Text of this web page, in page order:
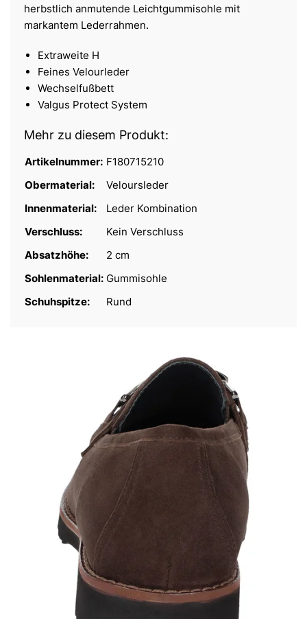
herbstlich anmutende Leichtgummisohle mit
markantem Lederrahmen.
Extraweite H
Feines Velourleder
Wechselfußbett
Valgus Protect System
Mehr zu diesem Produkt:
Artikelnummer: F180715210
Obermaterial:
Veloursleder
Innenmaterial:
Leder Kombination
Verschluss:
Kein Verschluss
Absatzhöhe:
2 cm
Sohlenmaterial: Gummisohle
Schuhspitze:
Rund